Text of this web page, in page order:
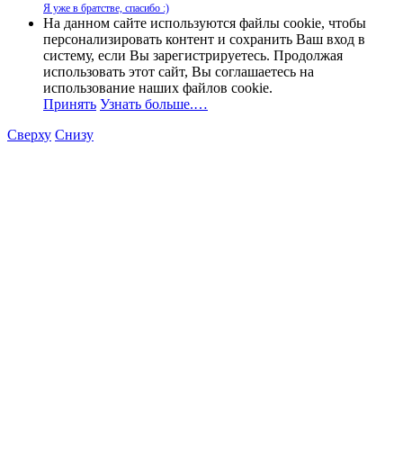
Я уже в братстве, спасибо :)
На данном сайте используются файлы cookie, чтобы
персонализировать контент и сохранить Ваш вход в
систему, если Вы зарегистрируетесь. Продолжая
использовать этот сайт, Вы соглашаетесь на
использование наших файлов cookie.
Принять Узнать больше.…
Сверху Снизу